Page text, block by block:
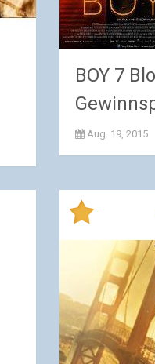
BOY 7
Aug. 19, 2015